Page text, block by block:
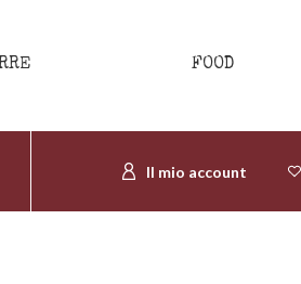
FOOD
Il mio account